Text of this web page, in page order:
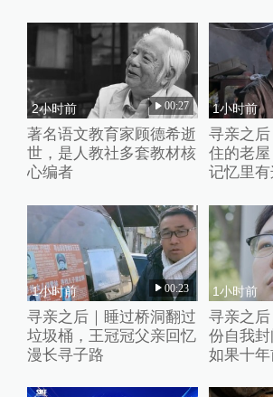
2小时前 00:27
著名语文教育家顾德希逝
世，是人教社多套教材核
心编者
1小时前
寻亲之
住的老屋
记忆里
1小时前 00:23
寻亲之后｜睡过桥洞翻过
垃圾桶，王冠冠父亲回忆
漫长寻子路
1小时前
寻亲之
份自我
如果十